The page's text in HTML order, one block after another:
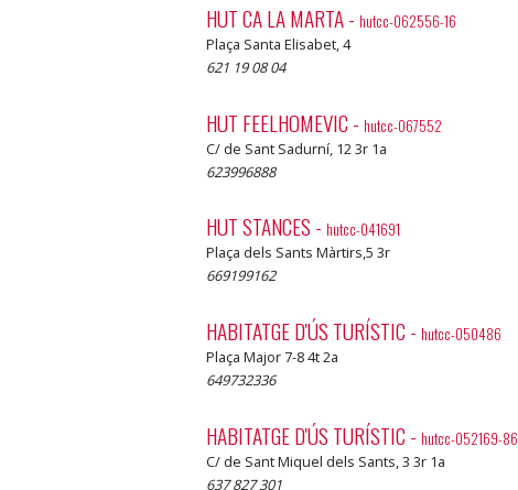
HUT CA LA MARTA- hutcc-062556-16
Plaça Santa Elisabet, 4
621 19 08 04
HUT FEELHOMEVIC- hutcc-067552
C/ de Sant Sadurní, 12 3r 1a
623996888
HUT STANCES - hutcc-041691
Plaça dels Sants Màrtirs,5 3r
669199162
HABITATGE D'ÚS TURÍSTIC- hutcc-050486
Plaça Major 7-8 4t 2a
649732336
HABITATGE D'ÚS TURÍSTIC- hutcc-052169-86
C/ de Sant Miquel dels Sants, 3 3r 1a
637 827 301